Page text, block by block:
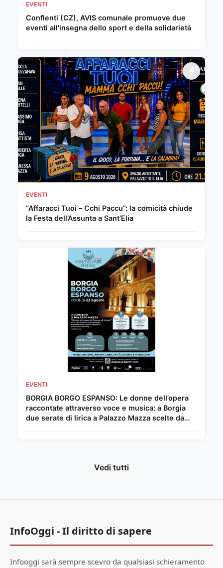
EVENTI
Conflenti (CZ), AVIS comunale promuove due
eventi all'insegna dello sport e della solidarietà
EVENTI
“Affaracci Tuoi – Cchi Paccu”: la comicità chiude
la Festa dell’Assunta a Sant’Elia
EVENTI
BORGIA BORGO ESPANSO: Le donne dell’opera
raccontate attraverso voce e musica: a Borgia
due serate di lirica a Palazzo Mazza scelte da
Vedi tutti
InfoOggi - Il diritto di sapere
Infooggi sarà sempre scevro da qualsiasi schieramento